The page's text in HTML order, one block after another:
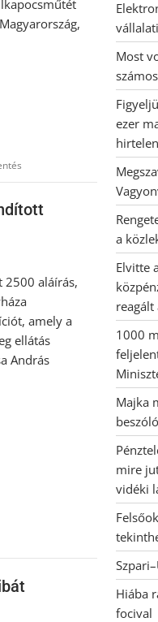
2500 aláírás,
amely a
ellátás
András
Most
ezer
a
Elvitte
reagált
1000
Majka
mire
vidéki
Hiába
focival